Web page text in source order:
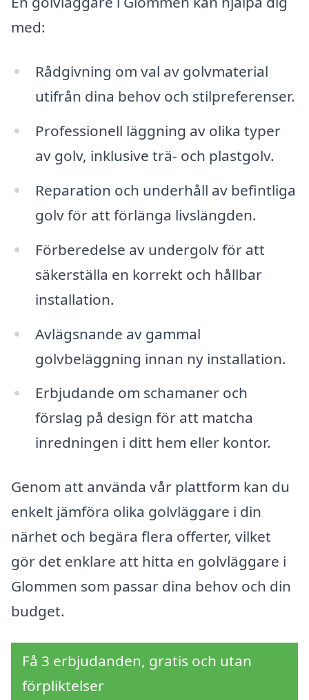
med:
Rådgivning om val av golvmaterial
utifrån dina behov och stilpreferenser.
Professionell läggning av olika typer
av golv, inklusive trä- och plastgolv.
Reparation och underhåll av befintliga
golv för att förlänga livslängden.
Förberedelse av undergolv för att
säkerställa en korrekt och hållbar
installation.
Avlägsnande av gammal
golvbeläggning innan ny installation.
Erbjudande om schamaner och
förslag på design för att matcha
inredningen i ditt hem eller kontor.
Genom att använda vår plattform kan du
enkelt jämföra olika golvläggare i din
närhet och begära flera offerter, vilket
gör det enklare att hitta en golvläggare i
Glommen som passar dina behov och din
budget.
Få 3 erbjudanden, gratis och utan
förpliktelser